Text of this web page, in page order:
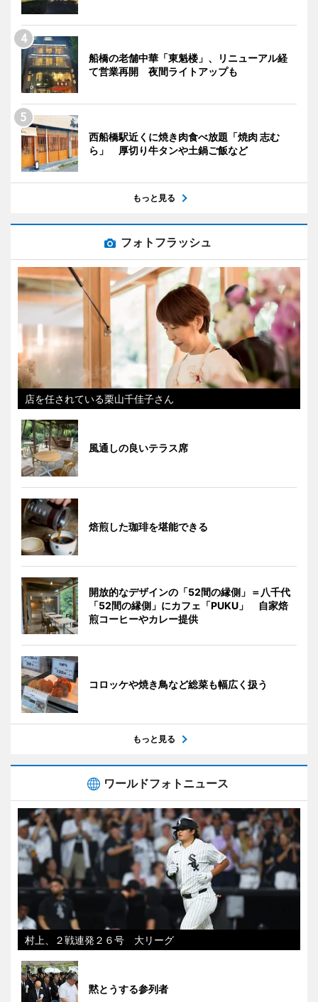
船橋の老舗中華「東魁楼」、リニューアル経
て営業再開 夜間ライトアップも
西船橋駅近くに焼き肉食べ放題「焼肉 志む
ら」 厚切り牛タンや土鍋ご飯など
もっと見る
フォトフラッシュ
店を任されている栗山千佳子さん
風通しの良いテラス席
焙煎した珈琲を堪能できる
開放的なデザインの「52間の縁側」＝八千代
「52間の縁側」にカフェ「PUKU」 自家焙
煎コーヒーやカレー提供
コロッケや焼き鳥など総菜も幅広く扱う
もっと見る
ワールドフォトニュース
村上、２戦連発２６号 大リーグ
黙とうする参列者